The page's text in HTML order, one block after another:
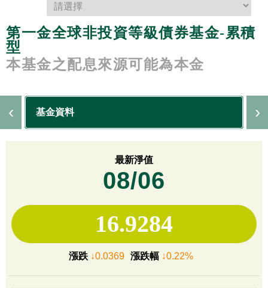
第一金全球非投資等級債券基金-累積
型
本基金之配息來源可能為本金
基金資料
最新淨值
08/06
16.9284
漲跌↓0.0369 漲跌幅↓0.22%